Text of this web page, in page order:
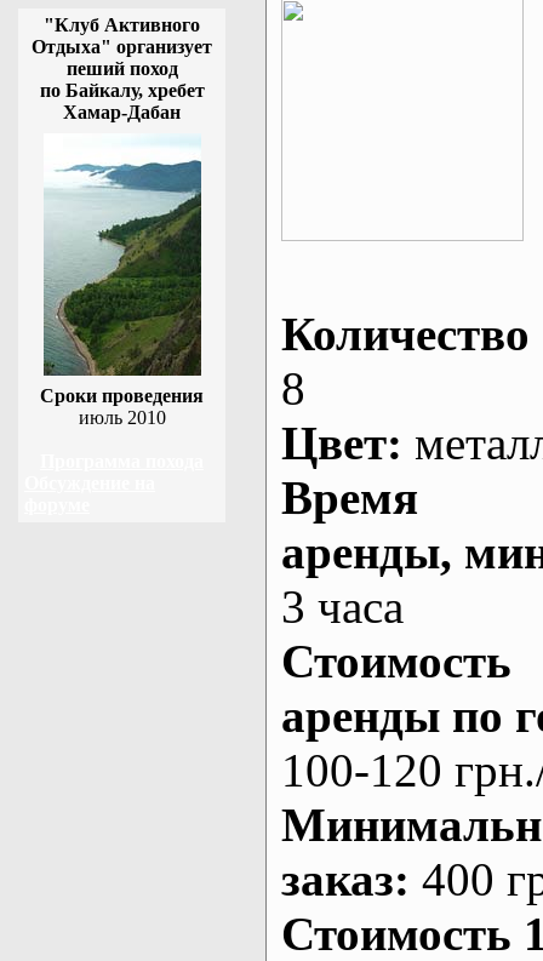
"Клуб Активного
Отдыха" организует
пеший поход
по Байкалу, хребет
Хамар-Дабан
Сроки проведения
июль 2010
Количество
8
Цвет:
Время
аренды,
3 часа
Стоимость
аренды по
100-120
заказ: 400
Стоимость